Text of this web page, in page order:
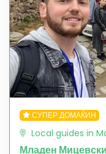
СУПЕР ДОМАЌИН
Local guides in
Младен